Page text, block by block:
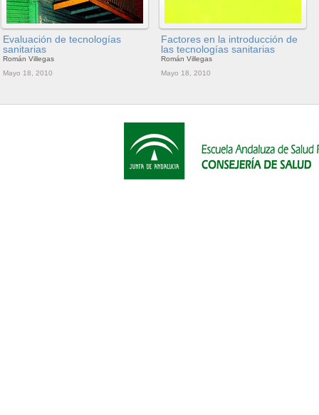
Evaluación de tecnologías
sanitarias
Román Villegas
Mayo 18, 2010
Factores en la introducción de
las tecnologías sanitarias
Román Villegas
Mayo 18, 2010